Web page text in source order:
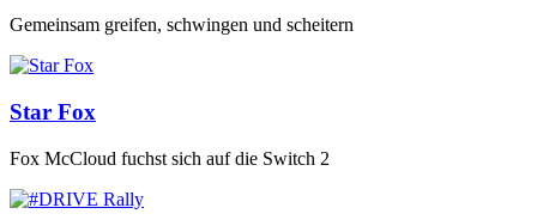
Gemeinsam greifen, schwingen und scheitern
Star Fox
Fox McCloud fuchst sich auf die Switch 2